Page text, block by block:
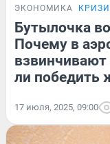
ЭКОНОМИКА
Бутылочка
Почему в
ли победить
17 июля, 2025, 09:00